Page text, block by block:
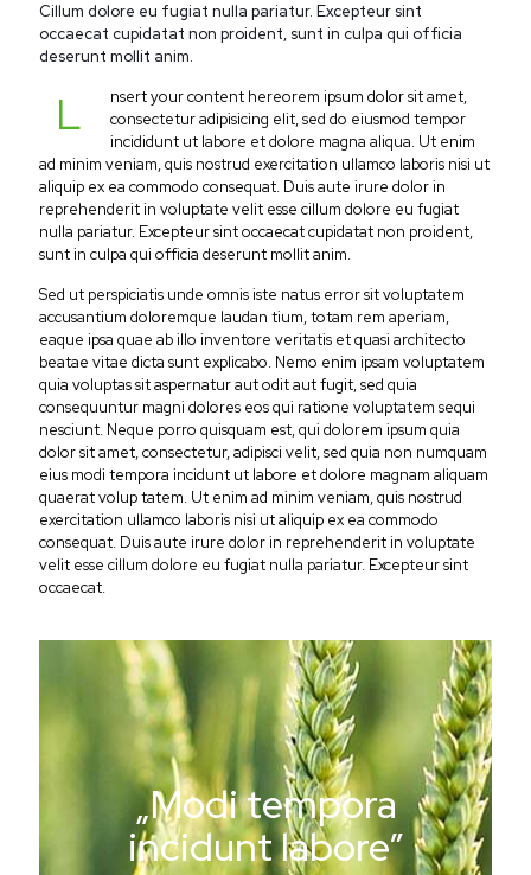
Cillum dolore eu fugiat nulla pariatur. Excepteur sint
occaecat cupidatat non proident, sunt in culpa qui officia
deserunt mollit anim.
L
nsert your content hereorem ipsum dolor sit amet,
consectetur adipisicing elit, sed do eiusmod tempor
incididunt ut labore et dolore magna aliqua. Ut enim
ad minim veniam, quis nostrud exercitation ullamco laboris nisi ut
aliquip ex ea commodo consequat. Duis aute irure dolor in
reprehenderit in voluptate velit esse cillum dolore eu fugiat
nulla pariatur. Excepteur sint occaecat cupidatat non proident,
sunt in culpa qui officia deserunt mollit anim.
Sed ut perspiciatis unde omnis iste natus error sit voluptatem
accusantium doloremque laudan tium, totam rem aperiam,
eaque ipsa quae ab illo inventore veritatis et quasi architecto
beatae vitae dicta sunt explicabo. Nemo enim ipsam voluptatem
quia voluptas sit aspernatur aut odit aut fugit, sed quia
consequuntur magni dolores eos qui ratione voluptatem sequi
nesciunt. Neque porro quisquam est, qui dolorem ipsum quia
dolor sit amet, consectetur, adipisci velit, sed quia non numquam
eius modi tempora incidunt ut labore et dolore magnam aliquam
quaerat volup tatem. Ut enim ad minim veniam, quis nostrud
exercitation ullamco laboris nisi ut aliquip ex ea commodo
consequat. Duis aute irure dolor in reprehenderit in voluptate
velit esse cillum dolore eu fugiat nulla pariatur. Excepteur sint
occaecat.
„Modi tempora
incidunt labore”